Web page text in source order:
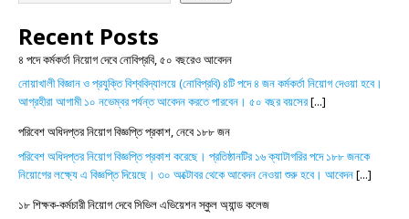
Recent Posts
৪ পদে কর্মকর্তা নিয়োগ দেবে নোবিপ্রবি, ৫০ বছরেও আবেদন
নোয়াখালী বিজ্ঞান ও প্রযুক্তি বিশ্ববিদ্যালয়ে (নোবিপ্রবি) ৪টি পদে ৪ জন কর্মকর্তা নিয়োগ দেওয়া হবে।
আগ্রহীরা আগামী ১০ নভেম্বর পর্যন্ত আবেদন করতে পারবেন। ৫০ বছর বয়সের[...]
পরিবেশ অধিদপ্তর নিয়োগ বিজ্ঞপ্তি প্রকাশ, নেবে ১৮৮ জন
পরিবেশ অধিদপ্তর নিয়োগ বিজ্ঞপ্তি প্রকাশ করেছে। প্রতিষ্ঠানটির ১৬ ক্যাটাগরির পদে ১৮৮ জনকে
নিয়োগের লক্ষ্যে এ বিজ্ঞপ্তি দিয়েছে। ৩০ অক্টোবর থেকে আবেদন নেওয়া শুরু হবে। আবেদন[...]
১৮ শিক্ষক-কর্মচারী নিয়োগ দেবে সিভিল এভিয়েশন স্কুল অ্যান্ড কলেজ